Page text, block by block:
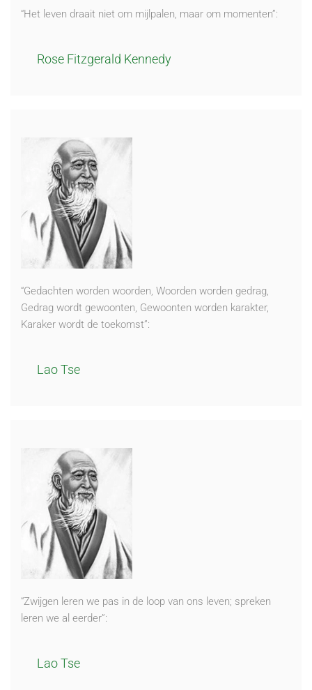
“Het leven draait niet om mijlpalen, maar om momenten”:
Rose Fitzgerald Kennedy
“Gedachten worden woorden, Woorden worden gedrag,
Gedrag wordt gewoonten, Gewoonten worden karakter,
Karaker wordt de toekomst”:
Lao Tse
“Zwijgen leren we pas in de loop van ons leven; spreken
leren we al eerder”:
Lao Tse